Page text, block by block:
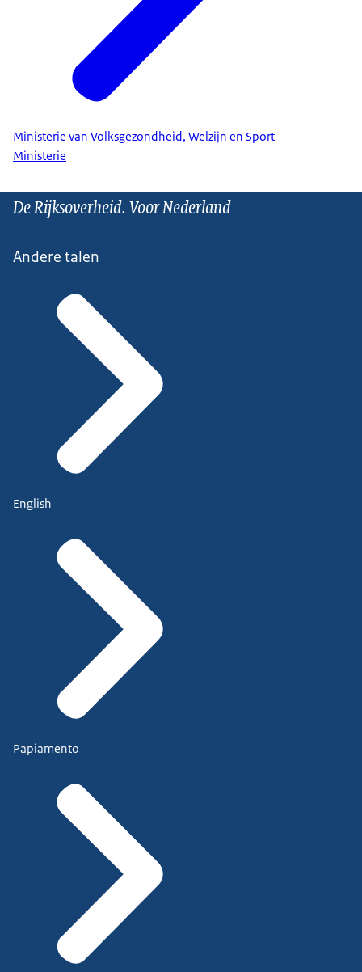
Ministerie van Volksgezondheid, Welzijn en Sport
Ministerie
De Rijksoverheid. Voor Nederland
Andere talen
English
Papiamento